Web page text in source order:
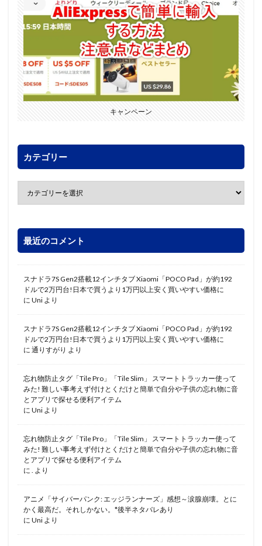
キャンペーン
カテゴリー
最近のコメント
スナドラ7S Gen2搭載12インチタブ Xiaomi「POCO Pad」が約192
ドルで2万円台!日本で買うより1万円以上安く買いやすい価格に
に Uni より
スナドラ7S Gen2搭載12インチタブ Xiaomi「POCO Pad」が約192
ドルで2万円台!日本で買うより1万円以上安く買いやすい価格に
に 通りすがり より
忘れ物防止タグ「Tile Pro」「Tile Slim」 スマートトラッカー使って
みた! 難しい事考えず付けとくだけと簡単で自分や子供の忘れ物に音
とアプリで探せる便利アイテム
に Uni より
忘れ物防止タグ「Tile Pro」「Tile Slim」 スマートトラッカー使って
みた! 難しい事考えず付けとくだけと簡単で自分や子供の忘れ物に音
とアプリで探せる便利アイテム
に
より
アニメ「サイバーパンク: エッジランナーズ」感想～涙腺崩壊。とに
かく最高だ。それしかない。*後半ネタバレあり
に Uni より